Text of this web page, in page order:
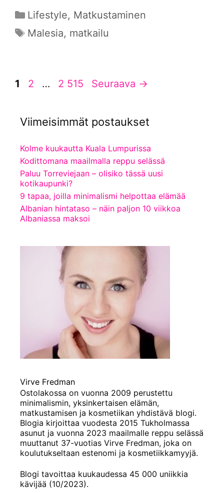
Kategoriat
Lifestyle, Matkustaminen
Avainsanat
Malesia, matkailu
Sivu
1 Sivu
2 … Sivu
2 515 Seuraava →
Viimeisimmät postaukset
Kolme kuukautta Kuala Lumpurissa
Kodittomana maailmalla reppu selässä
Paluu Torreviejaan – olisiko tässä uusi
kotikaupunki?
9 tapaa, joilla minimalismi helpottaa elämää
Albanian hintataso – näin paljon 10 viikkoa
Albaniassa maksoi
Virve Fredman
Ostolakossa on vuonna 2009 perustettu
minimalismin, yksinkertaisen elämän,
matkustamisen ja kosmetiikan yhdistävä blogi.
Blogia kirjoittaa vuodesta 2015 Tukholmassa
asunut ja vuonna 2023 maailmalle reppu selässä
muuttanut 37-vuotias Virve Fredman, joka on
koulutukseltaan estenomi ja kosmetiikkamyyjä.
Blogi tavoittaa kuukaudessa 45 000 uniikkia
kävijää (10/2023).